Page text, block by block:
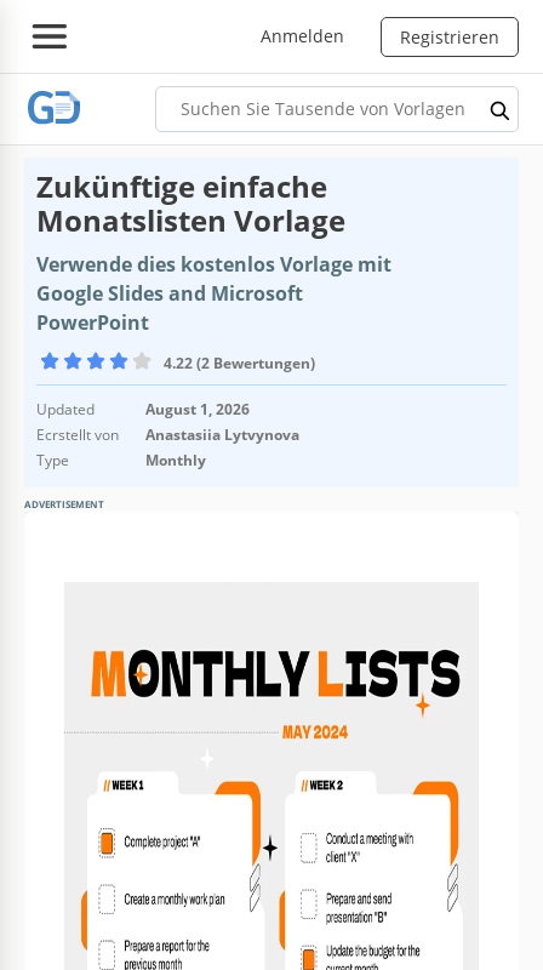
Anmelden Registrieren
Zukünftige einfache
Monatslisten Vorlage
Verwende dies kostenlos Vorlage mit
Google Slides and Microsoft
PowerPoint
4.22 (2 Bewertungen)
Updated
August 1, 2026
Ecrstellt von
Anastasiia Lytvynova
Type
Monthly
ADVERTISEMENT